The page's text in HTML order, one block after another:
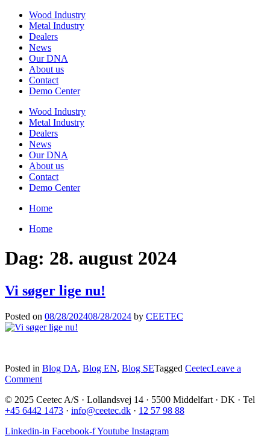
Wood Industry
Metal Industry
Dealers
News
Our DNA
About us
Contact
Demo Center
Wood Industry
Metal Industry
Dealers
News
Our DNA
About us
Contact
Demo Center
Home
Home
Dag: 28. august 2024
Vi søger lige nu!
Posted on 08/28/202408/28/2024 by CEETEC
Posted in Blog DA, Blog EN, Blog SETagged CeetecLeave a
Commenton
søger
lige
© 2025 Ceetec A/S · Lollandsvej 14 · 5500 Middelfart · DK · Tel
+45 6442 1473 · info@ceetec.dk · 12 57 98 88
Linkedin-in Facebook-fYoutube Instagram